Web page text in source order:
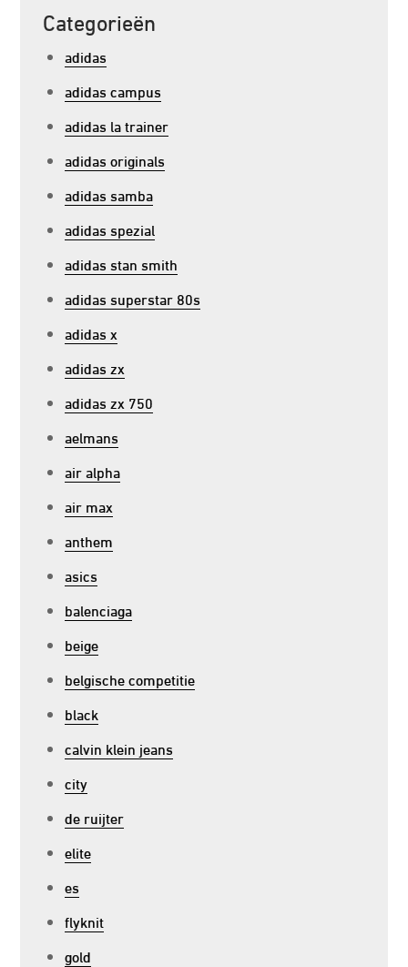
Categorieën
adidas
adidas campus
adidas la trainer
adidas originals
adidas samba
adidas spezial
adidas stan smith
adidas superstar 80s
adidas x
adidas zx
adidas zx 750
aelmans
air alpha
air max
anthem
asics
balenciaga
beige
belgische competitie
black
calvin klein jeans
city
de ruijter
elite
es
flyknit
gold